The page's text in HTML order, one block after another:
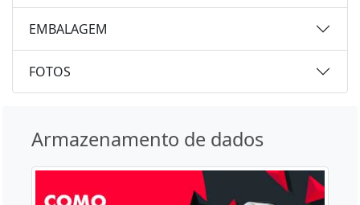
EMBALAGEM
FOTOS
Armazenamento de dados